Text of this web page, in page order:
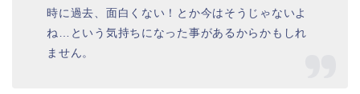
時に過去、面白くない！とか今はそうじゃないよ
ね…という気持ちになった事があるからかもしれ
ません。